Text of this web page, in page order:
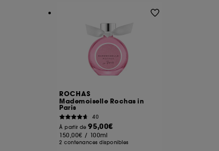
ROCHAS
Mademoiselle Rochas in
Paris
40
À partir de95,00€
150,00€ / 100ml
2 contenances disponibles